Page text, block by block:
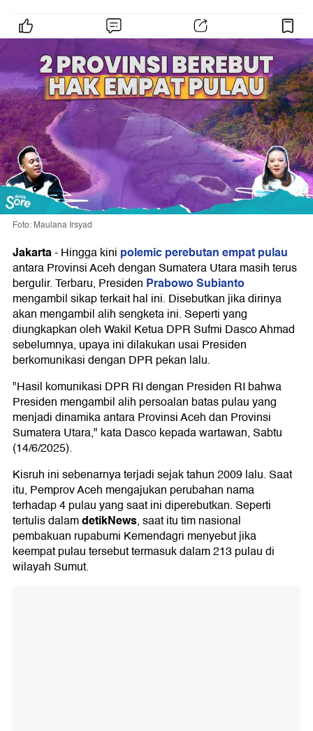
Foto: Maulana Irsyad
Jakarta-Hingga kini polemic perebutan empat pulau
antara Provinsi Aceh dengan Sumatera Utara masih terus
bergulir. Terbaru, Presiden Prabowo Subianto
mengambil sikap terkait hal ini. Disebutkan jika dirinya
akan mengambil alih sengketa ini. Seperti yang
diungkapkan oleh Wakil Ketua DPR Sufmi Dasco Ahmad
sebelumnya, upaya ini dilakukan usai Presiden
berkomunikasi dengan DPR pekan lalu.
"Hasil komunikasi DPR RI dengan Presiden RI bahwa
Presiden mengambil alih persoalan batas pulau yang
menjadi dinamika antara Provinsi Aceh dan Provinsi
Sumatera Utara," kata Dasco kepada wartawan, Sabtu
(14/6/2025).
Kisruh ini sebenarnya terjadi sejak tahun 2009 lalu. Saat
itu, Pemprov Aceh mengajukan perubahan nama
terhadap 4 pulau yang saat ini diperebutkan. Seperti
tertulis dalamdetikNews, saat itu tim nasional
pembakuan rupabumi Kemendagri menyebut jika
keempat pulau tersebut termasuk dalam 213 pulau di
wilayah Sumut.